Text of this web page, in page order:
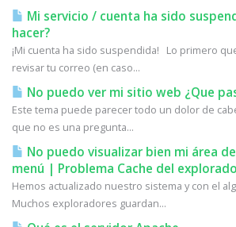
Mi servicio / cuenta ha sido
hacer?
¡Mi cuenta ha sido suspendida! Lo primero
revisar tu correo (en caso...
No puedo ver mi sitio web ¿Que
Este tema puede parecer todo un dolor de
que no es una pregunta...
No puedo visualizar bien mi área
menú | Problema Cache del
Hemos actualizado nuestro sistema y con el
Muchos exploradores guardan...